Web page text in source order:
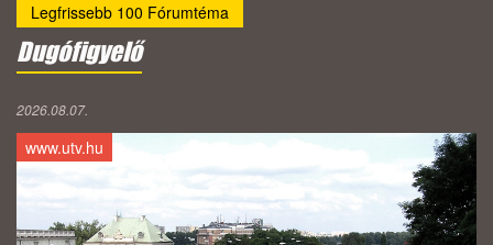
Legfrissebb 100 Fórumtéma
Dugófigyelő
2026.08.07.
www.utv.hu